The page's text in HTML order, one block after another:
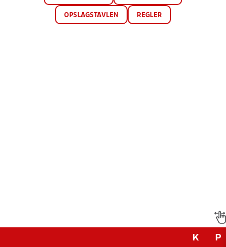
OPSLAGSTAVLEN REGLER
K P